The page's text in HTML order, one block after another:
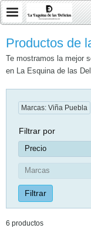
Productos de
Te mostramos la mejor
en La Esquina de las
Marcas: Viña Puebla
Filtrar por
Precio
Marcas
6 productos